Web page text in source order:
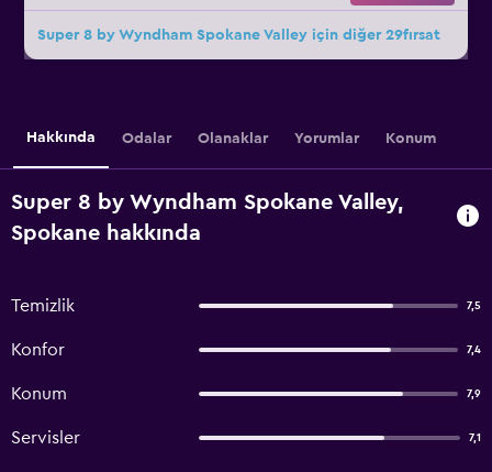
Super 8 by Wyndham Spokane Valley için diğer 29fırsat
Hakkında Odalar Olanaklar Yorumlar Konum
Super 8 by Wyndham Spokane Valley,
Spokane hakkında
Temizlik 7,5
Konfor 7,4
Konum 7,9
Servisler 7,1